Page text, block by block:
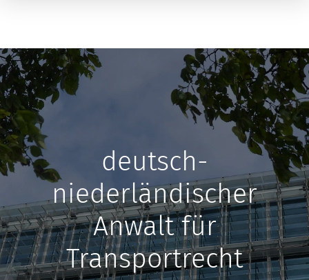
deutsch-
niederländischer
Anwalt für
Transportrecht